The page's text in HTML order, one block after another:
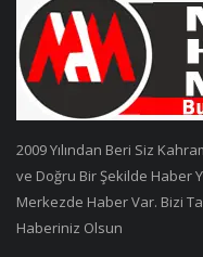
2009 Yılından Beri Siz
ve Doğru Bir Şekilde Haber
Merkezde Haber Var. Bizi
Haberiniz Olsun